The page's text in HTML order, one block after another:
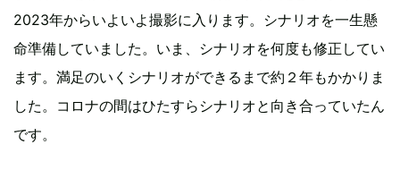
2023年からいよいよ撮影に入ります。シナリオを一生懸
命準備していました。いま、シナリオを何度も修正してい
ます。満足のいくシナリオができるまで約２年もかかりま
した。コロナの間はひたすらシナリオと向き合っていたん
です。